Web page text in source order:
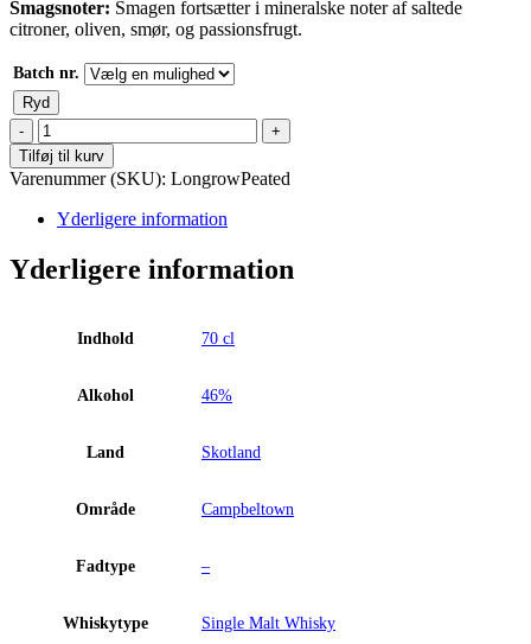
Smagsnoter: Smagen fortsætter i mineralske noter af saltede
citroner, oliven, smør, og passionsfrugt.
Batch nr.
Ryd
Longrow
-
Peated
-
46%
antal
Tilføj til kurv
Varenummer (SKU): LongrowPeated
Yderligere information
Yderligere information
Indhold 70 cl
Alkohol 46%
Land Skotland
Område Campbeltown
Fadtype –
Whiskytype Single Malt Whisky